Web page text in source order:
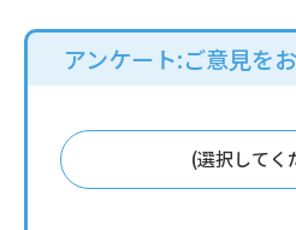
アンケート:ご意見を
(選択してく